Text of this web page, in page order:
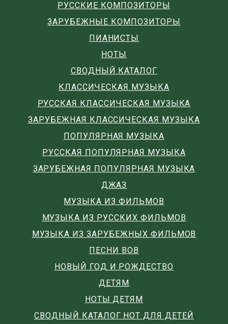
РУССКИЕ КОМПОЗИТОРЫ
ЗАРУБЕЖНЫЕ КОМПОЗИТОРЫ
ПИАНИСТЫ
НОТЫ
СВОДНЫЙ КАТАЛОГ
КЛАССИЧЕСКАЯ МУЗЫКА
РУССКАЯ КЛАССИЧЕСКАЯ МУЗЫКА
ЗАРУБЕЖНАЯ КЛАССИЧЕСКАЯ МУЗЫКА
ПОПУЛЯРНАЯ МУЗЫКА
РУССКАЯ ПОПУЛЯРНАЯ МУЗЫКА
ЗАРУБЕЖНАЯ ПОПУЛЯРНАЯ МУЗЫКА
ДЖАЗ
МУЗЫКА ИЗ ФИЛЬМОВ
МУЗЫКА ИЗ РУССКИХ ФИЛЬМОВ
МУЗЫКА ИЗ ЗАРУБЕЖНЫХ ФИЛЬМОВ
ПЕСНИ ВОВ
НОВЫЙ ГОД И РОЖДЕСТВО
ДЕТЯМ
НОТЫ ДЕТЯМ
СВОДНЫЙ КАТАЛОГ НОТ ДЛЯ ДЕТЕЙ